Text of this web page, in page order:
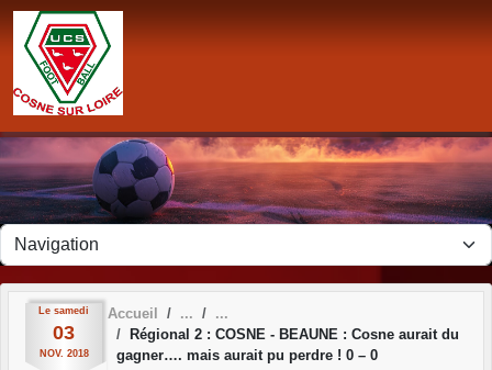
Le samedi
03
NOV. 2018
Accueil
Régional 2 : COSNE - BEAUNE : Cosne aurait du
gagner…. mais aurait pu perdre ! 0 – 0
Panneau de gestion des cookies